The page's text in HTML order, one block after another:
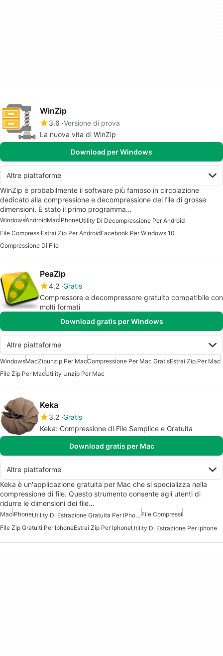
WinZip
3.6 Versione di prova
La nuova vita di WinZip
Download per Windows
Altre piattaforme
WinZip è probabilmente il software più famoso in circolazione
dedicato alla compressione e decompressione dei file di grosse
dimensioni. È stato il primo programma…
WindowsAndroidMaciPhoneUtility Di Decompressione Per Android
File CompressiEstrai Zip Per AndroidFacebook Per Windows 10
Compressione Di File
PeaZip
4.2 Gratis
Compressore e decompressore gratuito compatibile con
molti formati
Download gratis per Windows
Altre piattaforme
WindowsMacZipunzip Per MacCompressione Per Mac GratisEstrai Zip Per Mac
File Zip Per MacUtility Unzip Per Mac
Keka
3.2 Gratis
Keka: Compressione di File Semplice e Gratuita
Download gratis per Mac
Altre piattaforme
Keka è un'applicazione gratuita per Mac che si specializza nella
compressione di file. Questo strumento consente agli utenti di
ridurre le dimensioni dei file…
MaciPhone Utility Di Estrazione Gratuita Per IPhone File Compressi
File Zip Gratuiti Per IphoneEstrai Zip Per IphoneUtility Di Estrazione Per Iphone